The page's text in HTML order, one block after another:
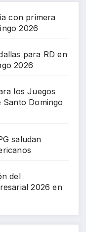
con primera
2026
para RD en
2026
los Juegos
Domingo
saludan
del
2026 en